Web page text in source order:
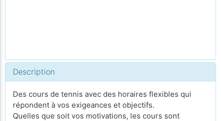
Description
Des cours de tennis avec des horaires flexibles qui
répondent à vos exigeances et objectifs.
Quelles que soit vos motivations, les cours sont